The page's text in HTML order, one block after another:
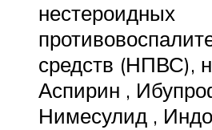
нестероидных
средств (НПВС),
Аспирин ,
Нимесулид ,